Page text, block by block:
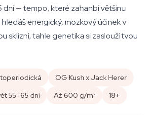
— tempo, které zahanbí většinu
energický, mozkový účinek v
sklizní, tahle genetika si zaslouží tvou
OG Kush x Jack Herer
55–65 dní Až 600 g/m² 18+